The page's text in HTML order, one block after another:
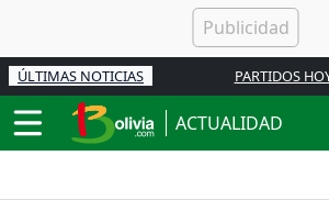
ÚLTIMAS NOTICIAS PARTIDOS
ACTUALIDAD